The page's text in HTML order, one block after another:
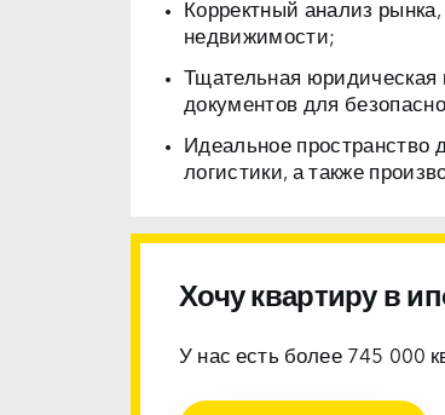
Корректный анализ
недвижимости;
Тщательная юридическая
документов для
Идеальное пространство
логистики, а также
Хочу квартиру в
У нас есть более 745 000